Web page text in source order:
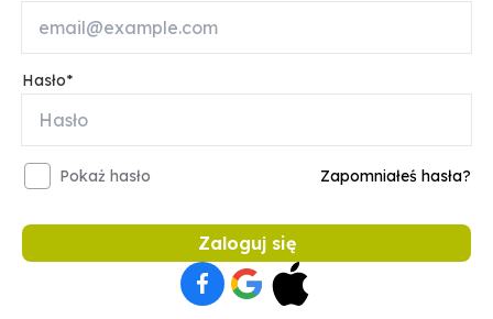
Hasło
Pokaż hasło Zapomniałeś hasła?
Zaloguj się